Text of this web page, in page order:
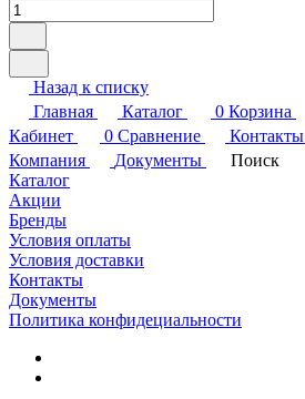
Назад к списку
Главная
Каталог 0 Корзина
Кабинет
0 Сравнение Контакты
Компания
Документы
Поиск
Каталог
Акции
Бренды
Условия оплаты
Условия доставки
Контакты
Документы
Политика конфидециальности